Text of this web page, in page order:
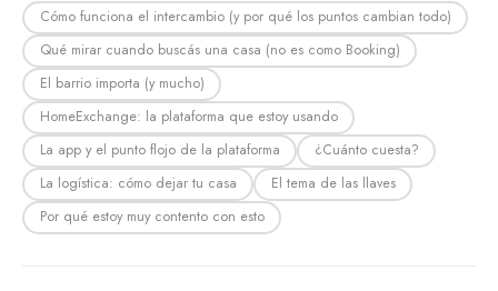
Cómo funciona el intercambio (y por qué los puntos cambian todo)
Qué mirar cuando buscás una casa (no es como Booking)
El barrio importa (y mucho)
HomeExchange: la plataforma que estoy usando
La app y el punto flojo de la plataforma
¿Cuánto cuesta?
La logística: cómo dejar tu casa
El tema de las llaves
Por qué estoy muy contento con esto